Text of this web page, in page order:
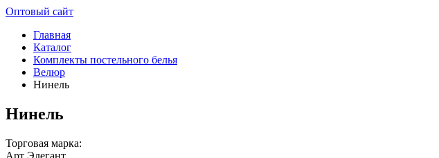
Оптовый сайт
Главная
Каталог
Комплекты постельного белья
Велюр
Нинель
Нинель
Торговая марка:
Арт Элегант